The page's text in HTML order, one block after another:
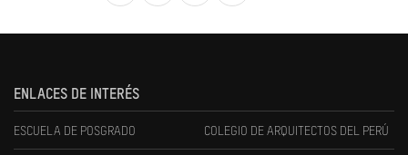
ENLACES DE INTERÉS
ESCUELA DE POSGRADO COLEGIO DE ARQUITECTOS DEL PERÚ